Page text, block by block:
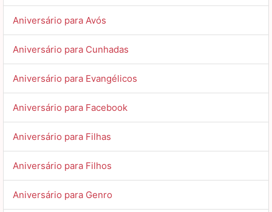
Aniversário para Avós
Aniversário para Cunhadas
Aniversário para Evangélicos
Aniversário para Facebook
Aniversário para Filhas
Aniversário para Filhos
Aniversário para Genro